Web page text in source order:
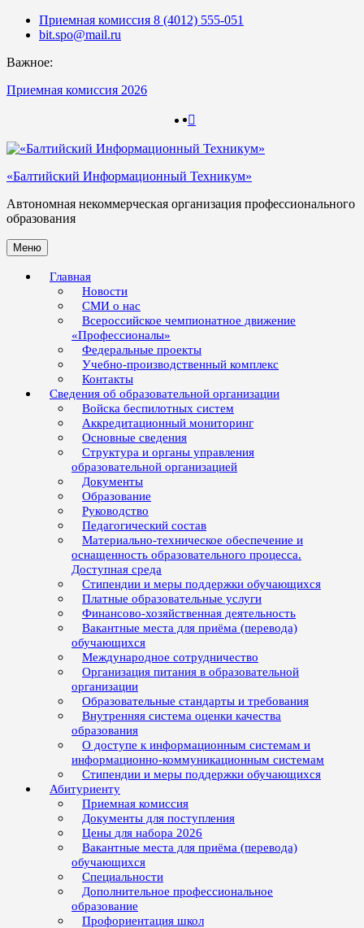
Skip
Приемная комиссия 8 (4012) 555-051
bit.spo@mail.ru
Важное:
Приемная комиссия 2026
«Балтийский Информационный Техникум»
Автономная некоммерческая организация профессионального
образования
Меню
Главная
Новости
СМИ о нас
Всероссийское чемпионатное движение
«Профессионалы»
Федеральные проекты
Учебно-производственный комплекс
Контакты
Сведения об образовательной организации
Войска беспилотных систем
Аккредитационный мониторинг
Основные сведения
Структура и органы управления
образовательной организацией
Документы
Образование
Руководство
Педагогический состав
Материально-техническое обеспечение и
оснащенность образовательного процесса.
Доступная среда
Стипендии и меры поддержки обучающихся
Платные образовательные услуги
Финансово-хозяйственная деятельность
Вакантные места для приёма (перевода)
обучающихся
Международное сотрудничество
Организация питания в образовательной
организации
Образовательные стандарты и требования
Внутренняя система оценки качества
образования
О доступе к информационным системам и
информационно-коммуникационным системам
Стипендии и меры поддержки обучающихся
Абитуриенту
Приемная комиссия
Документы для поступления
Цены для набора 2026
Вакантные места для приёма (перевода)
обучающихся
Специальности
Дополнительное профессиональное
образование
Профориентация школ